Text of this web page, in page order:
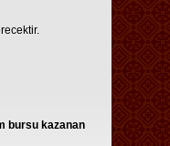
bursu kazanan